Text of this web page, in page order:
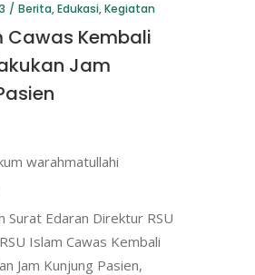
Berita,Edukasi,Kegiatan
Cawas Kembali
Jam
warahmatullahi
Surat Edaran Direktur RSU
Islam Cawas Kembali
Jam Kunjung Pasien,